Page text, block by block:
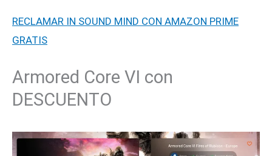
RECLAMAR IN SOUND MIND CON AMAZON PRIME
GRATIS
Armored Core VI con
DESCUENTO